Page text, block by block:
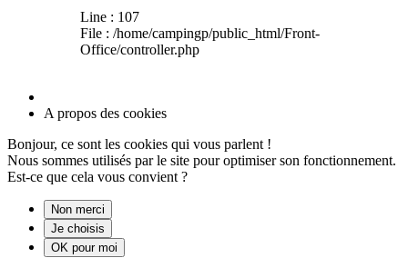
Line : 107
File : /home/campingp/public_html/Front-
Office/controller.php
A propos des cookies
Bonjour, ce sont les cookies qui vous parlent !
Nous sommes utilisés par le site pour optimiser son fonctionnement.
Est-ce que cela vous convient ?
Non merci
Je choisis
OK pour moi